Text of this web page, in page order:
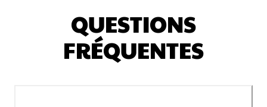
QUESTIONS
FRÉQUENTES